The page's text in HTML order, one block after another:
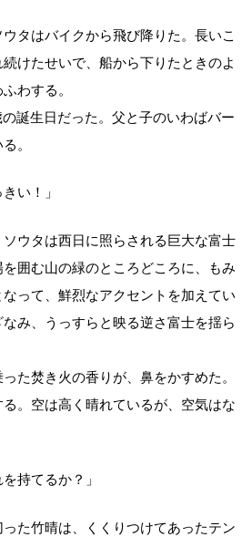
タはバイクから飛び降りた。長いこ
けたせいで、船から下りたときのよ
わする。
誕生日だった。父と子のいわばバー
。
い！」
ウタは西日に照らされる巨大な富士
囲む山の緑のところどころに、もみ
って、鮮烈なアクセントを加えてい
み、うっすらと映る逆さ富士を揺ら
た焚き火の香りが、鼻をかすめた。
。空は高く晴れているが、空気はな
持てるか？」
た竹晴は、くくりつけてあったテン